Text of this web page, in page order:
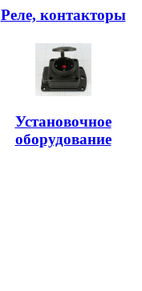
Реле, контакторы
Установочное
оборудование